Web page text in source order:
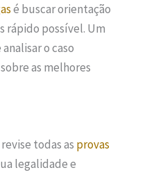
é buscar orientação
rápido possível. Um
o caso
as melhores
todas as provas
legalidade e